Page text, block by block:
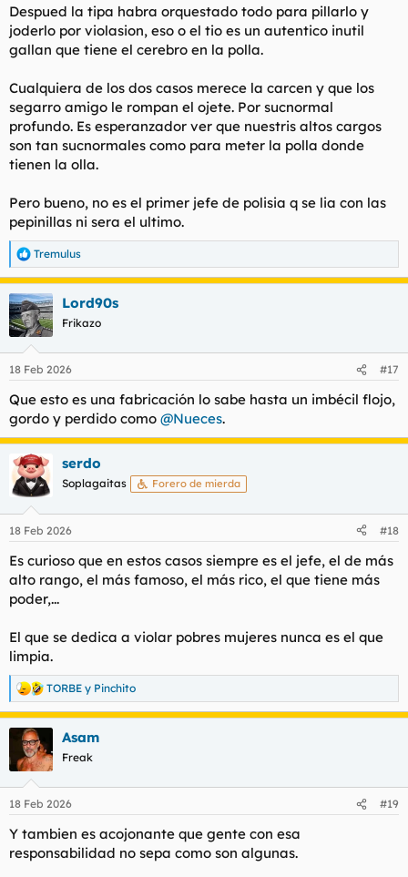
Despued la tipa habra orquestado todo para pillarlo y
joderlo por violasion, eso o el tio es un autentico inutil
gallan que tiene el cerebro en la polla.
Cualquiera de los dos casos merece la carcen y que los
segarro amigo le rompan el ojete. Por sucnormal
profundo. Es esperanzador ver que nuestris altos cargos
son tan sucnormales como para meter la polla donde
tienen la olla.
Pero bueno, no es el primer jefe de polisia q se lia con las
pepinillas ni sera el ultimo.
R
e
a
c
c
i
e
:
Tremulus
Lord90s
Frikazo
18 Feb 2026 #17
Que esto es una fabricación lo sabe hasta un imbécil flojo,
gordo y perdido como @Nueces.
serdo
Soplagaitas Forero de mierda
18 Feb 2026 #18
Es curioso que en estos casos siempre es el jefe, el de más
alto rango, el más famoso, el más rico, el que tiene más
poder,...
El que se dedica a violar pobres mujeres nunca es el que
limpia.
R
e
a
i
e
TORBE y Pinchito
Asam
Freak
18 Feb 2026 #19
Y tambien es acojonante que gente con esa
responsabilidad no sepa como son algunas.